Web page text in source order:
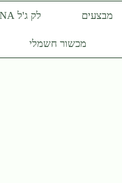
מבצעים לק ג'ל REINA
מכשור חשמלי